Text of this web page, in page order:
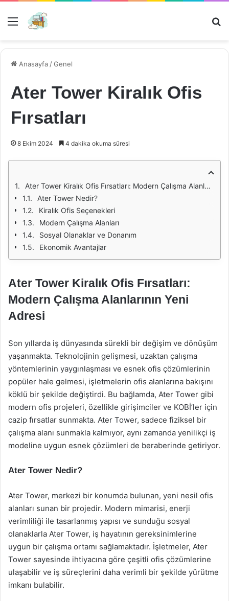
Menü
Anasayfa /Genel
Ater Tower Kiralık Ofis
Fırsatları
8 Ekim 2024 4 dakika okuma süresi
Ater Tower Kiralık Ofis Fırsatları: Modern Çalışma Alanlarının Yeni Adresi
Ater Tower Nedir?
Kiralık Ofis Seçenekleri
Modern Çalışma Alanları
Sosyal Olanaklar ve Donanım
Ekonomik Avantajlar
Ater Tower Kiralık Ofis Fırsatları:
Modern Çalışma Alanlarının Yeni
Adresi
Son yıllarda iş dünyasında sürekli bir değişim ve dönüşüm
yaşanmakta. Teknolojinin gelişmesi, uzaktan çalışma
yöntemlerinin yaygınlaşması ve esnek ofis çözümlerinin
popüler hale gelmesi, işletmelerin ofis alanlarına bakışını
köklü bir şekilde değiştirdi. Bu bağlamda, Ater Tower gibi
modern ofis projeleri, özellikle girişimciler ve KOBİ’ler için
cazip fırsatlar sunmakta. Ater Tower, sadece fiziksel bir
çalışma alanı sunmakla kalmıyor, aynı zamanda yenilikçi iş
modeline uygun esnek çözümleri de beraberinde getiriyor.
Ater Tower Nedir?
Ater Tower, merkezi bir konumda bulunan, yeni nesil ofis
alanları sunan bir projedir. Modern mimarisi, enerji
verimliliği ile tasarlanmış yapısı ve sunduğu sosyal
olanaklarla Ater Tower, iş hayatının gereksinimlerine
uygun bir çalışma ortamı sağlamaktadır. İşletmeler, Ater
Tower sayesinde ihtiyacına göre çeşitli ofis çözümlerine
ulaşabilir ve iş süreçlerini daha verimli bir şekilde yürütme
imkanı bulabilir.